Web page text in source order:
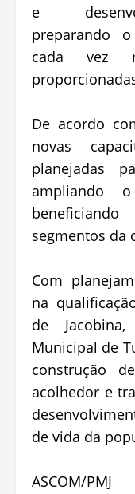
e
preparando
cada vez
De acordo
novas
planejadas
ampliando
segmentos da
Com
na
de
Municipal de
construção
acolhedor e
de vida da
ASCOM/PMJ